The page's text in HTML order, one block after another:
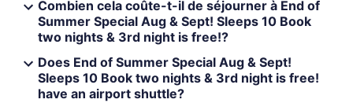
Combien cela coûte-t-il de séjourner à End of
Summer Special Aug & Sept! Sleeps 10 Book
two nights & 3rd night is free!?
Does End of Summer Special Aug & Sept!
Sleeps 10 Book two nights & 3rd night is free!
have an airport shuttle?